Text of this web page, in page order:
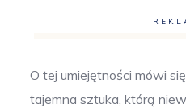
O tej umiejętności mówi
tajemna sztuka, którą